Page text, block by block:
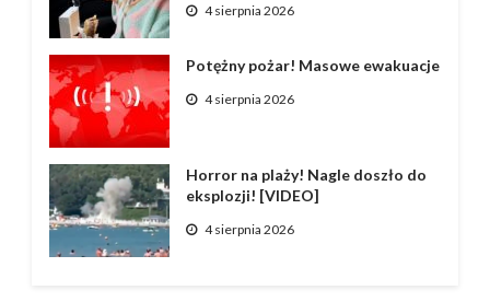
4 sierpnia 2026
Potężny pożar! Masowe ewakuacje
4 sierpnia 2026
Horror na plaży! Nagle doszło do
eksplozji! [VIDEO]
4 sierpnia 2026